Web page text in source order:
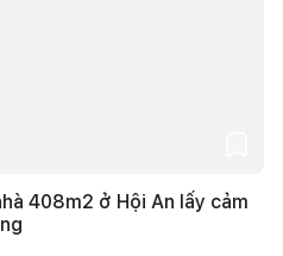
408m2 ở Hội An lấy cảm